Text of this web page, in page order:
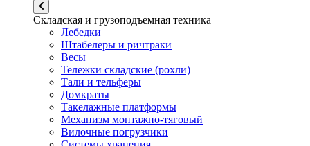
Складская и грузоподъемная техника
Лебедки
Штабелеры и ричтраки
Весы
Тележки складские (рохли)
Тали и тельферы
Домкраты
Такелажные платформы
Механизм монтажно-тяговый
Вилочные погрузчики